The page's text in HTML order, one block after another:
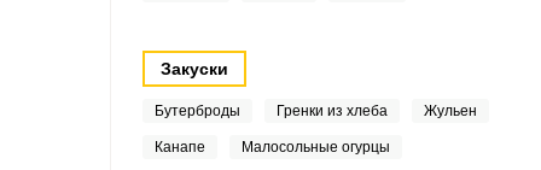
Закуски
Бутерброды Гренки из хлеба Жульен
Канапе Малосольные огурцы